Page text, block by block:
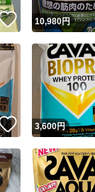
いいね！
10,980円
いいね！
3,600円